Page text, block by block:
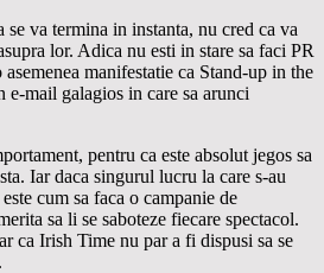
va termina in instanta, nu cred ca va
lor. Adica nu esti in stare sa faci PR
asemenea manifestatie ca Stand-up in the
e-mail galagios in care sa arunci
pentru ca este absolut jegos sa
Iar daca singurul lucru la care s-au
cum sa faca o campanie de
sa li se saboteze fiecare spectacol.
ca Irish Time nu par a fi dispusi sa se